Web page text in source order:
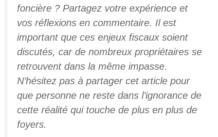
foncière ? Partagez votre expérience et
vos réflexions en commentaire. Il est
important que ces enjeux fiscaux soient
discutés, car de nombreux propriétaires se
retrouvent dans la même impasse.
N’hésitez pas à partager cet article pour
que personne ne reste dans l’ignorance de
cette réalité qui touche de plus en plus de
foyers.